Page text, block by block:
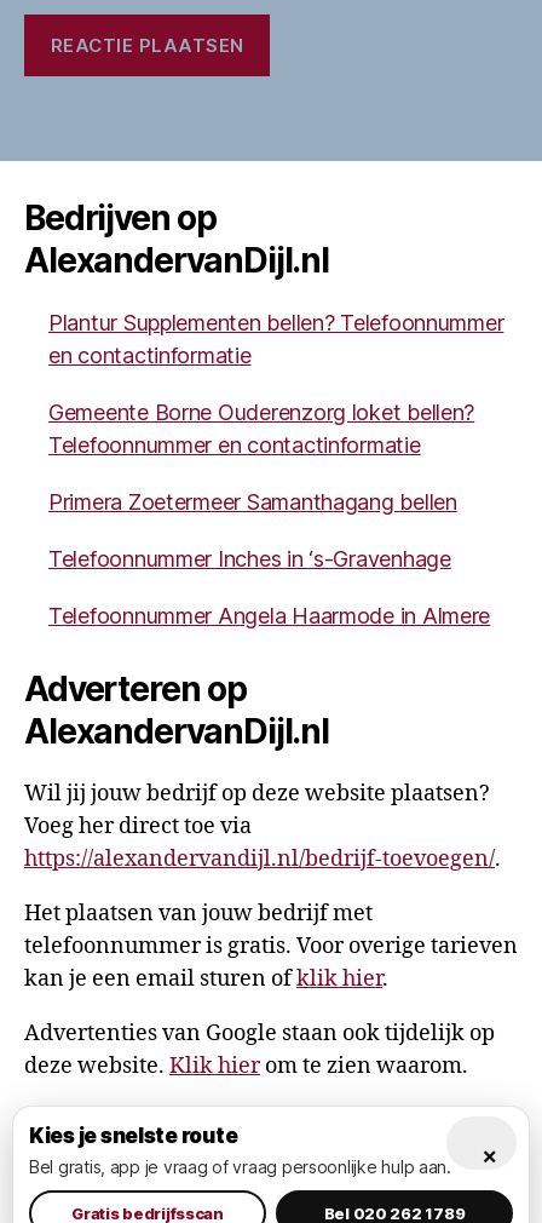
Bedrijven op
AlexandervanDijl.nl
Plantur Supplementen bellen? Telefoonnummer
en contactinformatie
Gemeente Borne Ouderenzorg loket bellen?
Telefoonnummer en contactinformatie
Primera Zoetermeer Samanthagang bellen
Telefoonnummer Inches in ‘s-Gravenhage
Telefoonnummer Angela Haarmode in Almere
Adverteren op
AlexandervanDijl.nl
Wil jij jouw bedrijf op deze website plaatsen?
Voeg her direct toe via
https://alexandervandijl.nl/bedrijf-toevoegen/.
Het plaatsen van jouw bedrijf met
telefoonnummer is gratis. Voor overige tarieven
kan je een email sturen ofklik hier.
Advertenties van Google staan ook tijdelijk op
deze website. Klik hierom te zien waarom.
© 2026AlexandervanDijl.nl
Privacy Policy
Omhoog
×
Kies je snelste route
Bel gratis, app je vraag of vraag persoonlijke hulp aan.
Gratis bedrijfsscan Bel 020 262 1789